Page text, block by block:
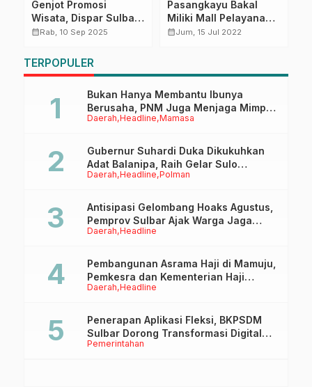
Genjot Promosi
Wisata, Dispar Sulbar
Tawarkan Diving
Mancing Bala-
Balakang
calendar_monthRab, 10 Sep 2025
Pasangkayu Bakal
Miliki Mall Pelayanan
Publik
calendar_monthJum, 15 Jul 2022
TERPOPULER
Daerah Headline Mamasa
Bukan Hanya Membantu Ibunya
Berusaha, PNM Juga Menjaga Mimpi
Anaknya Untuk Menggapai Cita-Cita
Daerah Headline Polman
Gubernur Suhardi Duka Dikukuhkan
Adat Balanipa, Raih Gelar Sulo
Tappidena
Daerah Headline
Antisipasi Gelombang Hoaks Agustus,
Pemprov Sulbar Ajak Warga Jaga
Ruang Digital
Daerah Headline
Pembangunan Asrama Haji di Mamuju,
Pemkesra dan Kementerian Haji
Sulbar Tinjau Lokasi
Pemerintahan
Penerapan Aplikasi Fleksi, BKPSDM
Sulbar Dorong Transformasi Digital
Sistem Kehadiran ASN